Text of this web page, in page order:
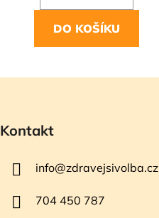
DO KOŠÍKU
Kontakt
info@zdravejsivolba.cz
704 450 787